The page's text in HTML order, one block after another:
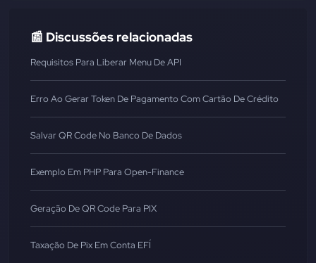
📰 Discussões relacionadas
Requisitos Para Liberar Menu De API
Erro Ao Gerar Token De Pagamento Com Cartão De Crédito
Salvar QR Code No Banco De Dados
Exemplo Em PHP Para Open-Finance
Geração De QR Code Para PIX
Taxação De Pix Em Conta EFÍ